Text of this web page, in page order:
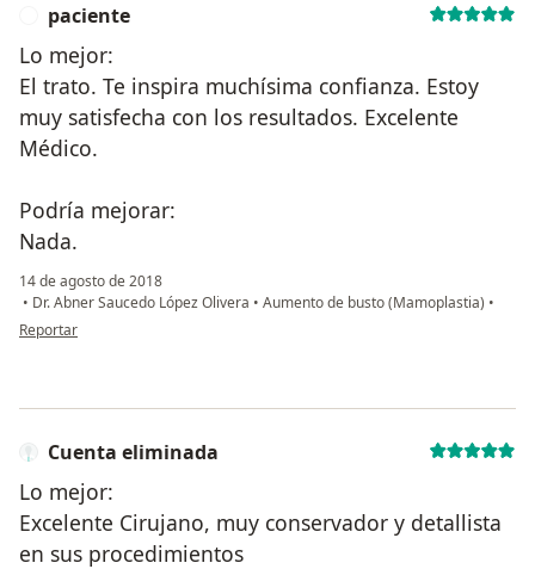
paciente
Lo mejor:
El trato. Te inspira muchísima confianza. Estoy
muy satisfecha con los resultados. Excelente
Médico.
Podría mejorar:
Nada.
14 de agosto de 2018
• Dr. Abner Saucedo López Olivera • Aumento de busto (Mamoplastia) •
en opinión del usuario paciente
Reportar
Cuenta eliminada
Lo mejor:
Excelente Cirujano, muy conservador y detallista
en sus procedimientos